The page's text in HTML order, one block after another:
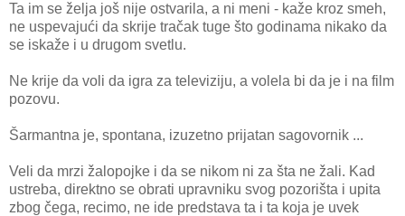
Ta im se želja još nije ostvarila, a ni meni - kaže kroz smeh,
ne uspevajući da skrije tračak tuge što godinama nikako da
se iskaže i u drugom svetlu.
Ne krije da voli da igra za televiziju, a volela bi da je i na film
pozovu.
Šarmantna je, spontana, izuzetno prijatan sagovornik ...
Veli da mrzi žalopojke i da se nikom ni za šta ne žali. Kad
ustreba, direktno se obrati upravniku svog pozorišta i upita
zbog čega, recimo, ne ide predstava ta i ta koja je uvek